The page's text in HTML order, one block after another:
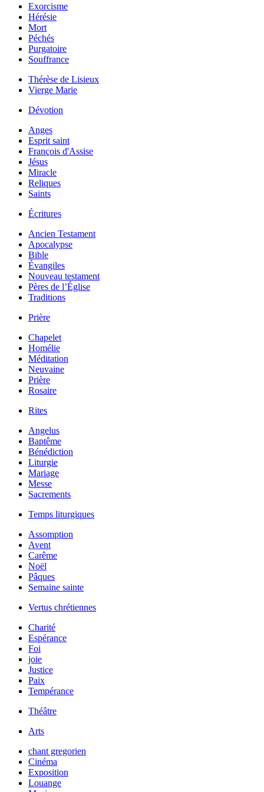
Exorcisme
Hérésie
Mort
Péchés
Purgatoire
Souffrance
Thérèse de Lisieux
Vierge Marie
Dévotion
Anges
Esprit saint
François d'Assise
Jésus
Miracle
Reliques
Saints
Écritures
Ancien Testament
Apocalypse
Bible
Évangiles
Nouveau testament
Pères de l’Église
Traditions
Prière
Chapelet
Homélie
Méditation
Neuvaine
Prière
Rosaire
Rites
Angelus
Baptême
Bénédiction
Liturgie
Mariage
Messe
Sacrements
Temps liturgiques
Assomption
Avent
Carême
Noël
Pâques
Semaine sainte
Vertus chrétiennes
Charité
Espérance
Foi
joie
Justice
Paix
Tempérance
Théâtre
Arts
chant gregorien
Cinéma
Exposition
Louange